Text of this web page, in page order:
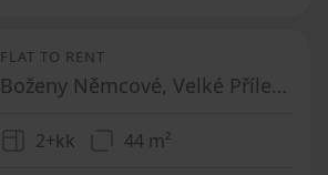
FLAT TO RENT
Boženy Němcové, Velké Přílepy - Kamýk u Velkých Přílep, Středočeský Region
2+kk 44 m²